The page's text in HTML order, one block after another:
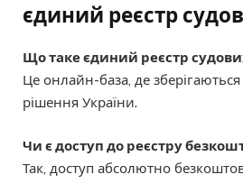
єдиний реєстр
Що таке єдиний реєстр
Це онлайн-база, де зберігаються
рішення України.
Чи є доступ до реєстру
Так, доступ абсолютно